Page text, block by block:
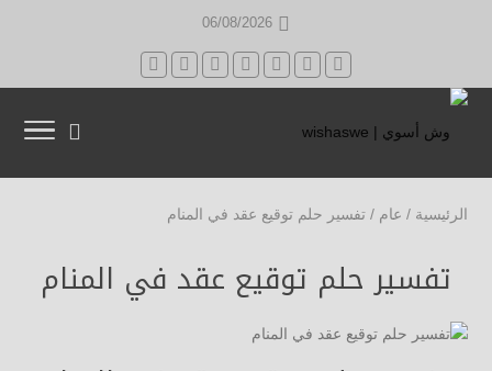
06/08/2026
الرئيسية / عام / تفسير حلم توقيع عقد في المنام
تفسير حلم توقيع عقد في المنام